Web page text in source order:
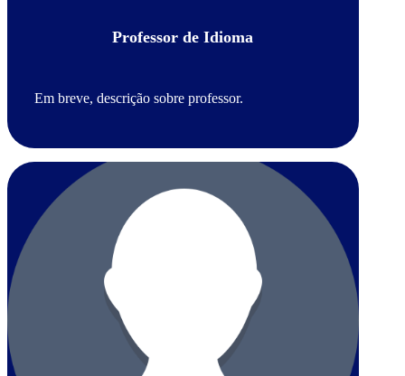
Professor de Idioma
Em breve, descrição sobre professor.